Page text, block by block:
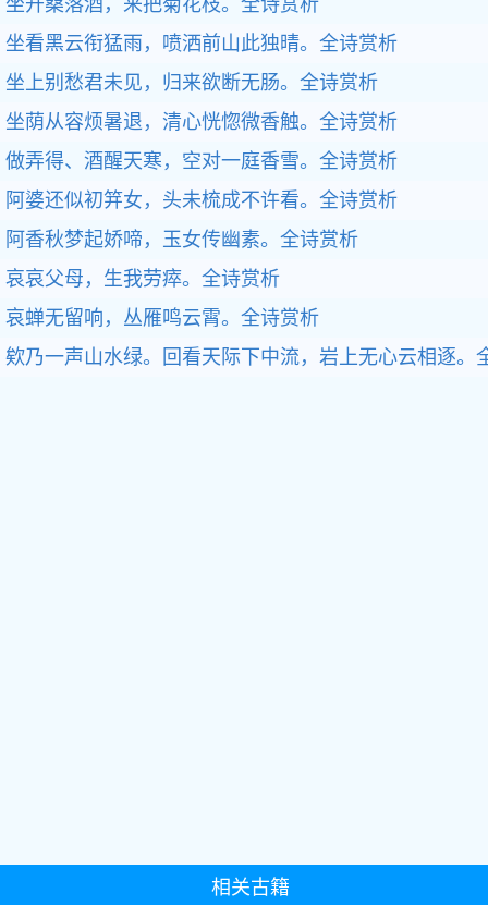
坐看黑云衔猛雨，喷洒前山此独晴。全诗赏析
坐上别愁君未见，归来欲断无肠。全诗赏析
坐荫从容烦暑退，清心恍惚微香触。全诗赏析
做弄得、酒醒天寒，空对一庭香雪。全诗赏析
阿婆还似初笄女，头未梳成不许看。全诗赏析
阿香秋梦起娇啼，玉女传幽素。全诗赏析
哀哀父母，生我劳瘁。全诗赏析
哀蝉无留响，丛雁鸣云霄。全诗赏析
欸乃一声山水绿。回看天际下中流，岩上无心云相逐。
相关古籍